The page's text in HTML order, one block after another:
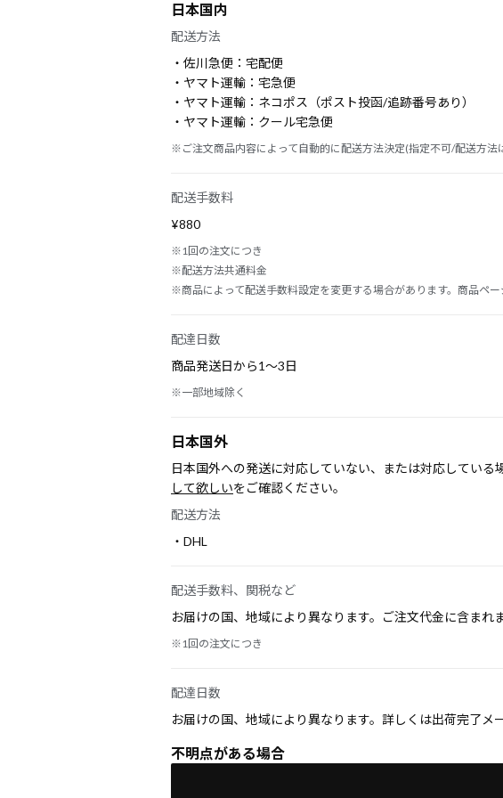
日本国内
配送方法
・佐川急便：宅配便
・ヤマト運輸：宅急便
・ヤマト運輸：ネコポス（ポスト投函/追跡番号あり）
・ヤマト運輸：クール宅急便
※ご注文商品内容によって自動的に配送方法決定(指定不可/配送方法
配送手数料
¥880
※1回の注文につき
※配送方法共通料金
※商品によって配送手数料設定を変更する場合があります。商品ペ
配達日数
商品発送日から1〜3日
※一部地域除く
日本国外
日本国外への発送に対応していない、または対応してい
して欲しいをご確認ください。
配送方法
・DHL
配送手数料、関税など
お届けの国、地域により異なります。ご注文代金に含まれま
※1回の注文につき
配達日数
お届けの国、地域により異なります。詳しくは出荷完了メ
不明点がある場合